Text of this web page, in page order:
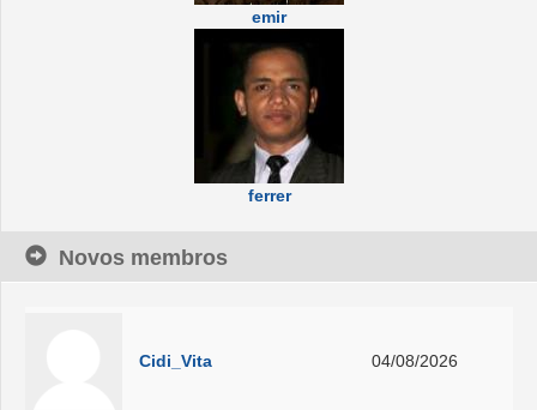
emir
ferrer
Novos membros
Cidi_Vita 04/08/2026